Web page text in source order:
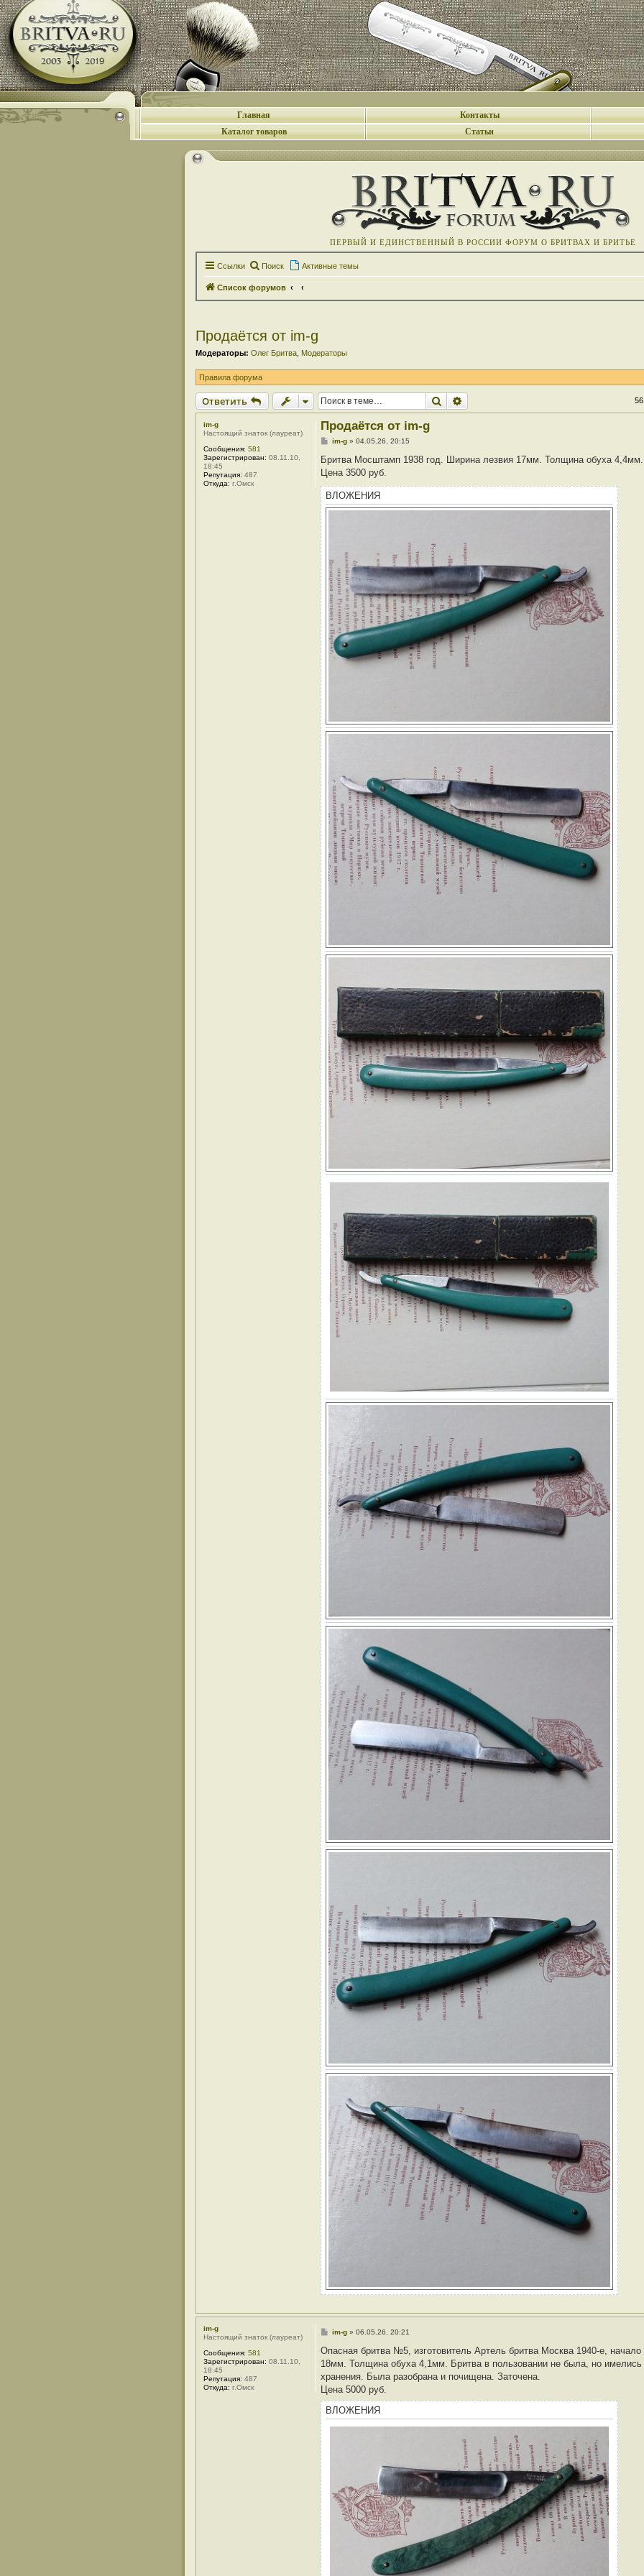
Главная Контакты
Каталог товаров
Статьи
ПЕРВЫЙ И ЕДИНСТВЕННЫЙ В РОССИИ ФОРУМ О БРИТВАХ И БРИТЬЕ
Ссылки Поиск Активные темы
Список форумов
Продаётся от im-g
Модераторы: Олег Бритва Модераторы
Правила форума
Ответить Поиск
im-g
Настоящий знаток (лауреат)
Сообщения: 581
Зарегистрирован: 08.11.10,
18:45
Репутация: 487
Откуда: г.Омск
Продаётся от im-g
С
о
щ
н
и
е
im-g »04.05.26, 20:15
Бритва Мосштамп 1938 год. Ширина лезвия 17мм. Толщина обуха 4,4мм.
Цена 3500 руб.
ВЛОЖЕНИЯ
im-g
Настоящий знаток (лауреат)
Сообщения: 581
Зарегистрирован: 08.11.10,
18:45
Репутация: 487
Откуда: г.Омск
С
о
щ
е
и
е
im-g »06.05.26, 20:21
Опасная бритва №5, изготовитель Артель бритва Москва 1940-е,
18мм. Толщина обуха 4,1мм. Бритва в пользовании не была, но
хранения. Была разобрана и почищена. Заточена.
Цена 5000 руб.
ВЛОЖЕНИЯ